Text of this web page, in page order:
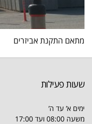
מתאם התקנת אביזרים
שעות פעילות
ימים א’ עד ה’
משעה 08:00 ועד 17:00